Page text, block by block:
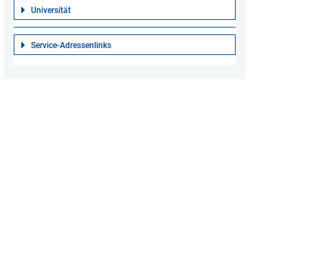
Universität
Service-Adressenlinks